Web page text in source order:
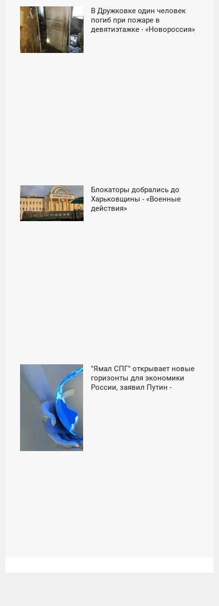
В Дружковке один человек
погиб при пожаре в
девятиэтажке - «Новороссия»
Блокаторы добрались до
Харьковщины - «Военные
действия»
"Ямал СПГ" открывает новые
горизонты для экономики
России, заявил Путин -